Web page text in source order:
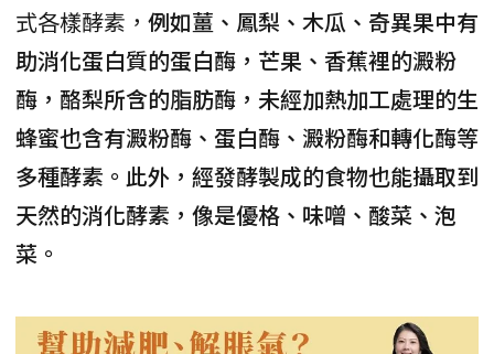
式各樣酵素， 例如薑、鳳梨、木瓜、奇異果中有
助消化蛋白質的蛋白酶，芒果、香蕉裡的澱粉
酶，酪梨所含的脂肪酶，未經加熱加工處理的生
蜂蜜也含有澱粉酶、蛋白酶、澱粉酶和轉化酶等
多種酵素。此外，經發酵製成的食物也能攝取到
天然的消化酵素，像是優格、味噌、酸菜、泡
菜。